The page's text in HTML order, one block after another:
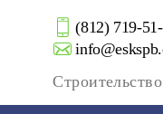
(812) 719-